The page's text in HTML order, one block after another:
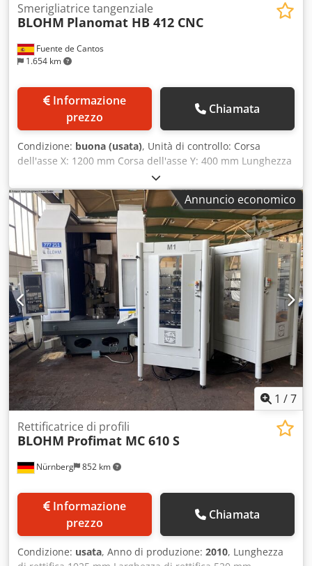
Fuente de Cantos
1.654 km
Smerigliatrice tangenziale
BLOHM Planomat HB 412 CNC
prezzo
Chiamata
Condizione: buona (usata), Unità di controllo: Corsa
dell'asse X: 1200 mm Corsa dell'asse Y: 400 mm Lunghezza
del piano di lavoro: 1200 mm Larghezza del piano di
lavoro: 350 mm Crsdpfx Afjgq I Nmj Eof Connessione
elettronica principale: 380 V Potenza totale richiesta: 24
kVA Raffreddamento interno: sì. Larghezza: 4.500 mm
Profondità: 2000 mm Altezza: 2200 mm Peso: 4.500
chilogrammi
Annuncio economico
1 /7
Nürnberg 852 km
Rettificatrice di profili
BLOHM Profimat MC 610 S
prezzo
Chiamata
Condizione: usata, Anno di produzione: 2010, Lunghezza